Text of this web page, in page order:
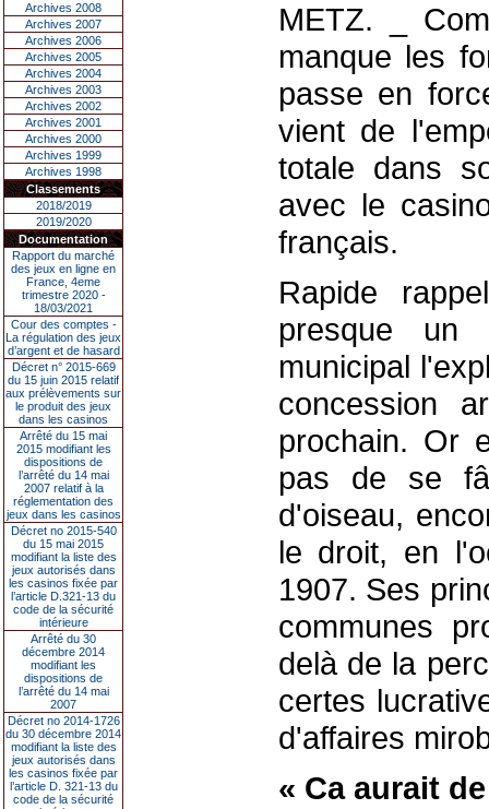
Archives 2008
Archives 2007
Archives 2006
Archives 2005
Archives 2004
Archives 2003
Archives 2002
Archives 2001
Archives 2000
Archives 1999
Archives 1998
Classements
2018/2019
2019/2020
Documentation
Rapport du marché
des jeux en ligne en
France, 4eme
trimestre 2020 -
18/03/2021
Cour des comptes -
La régulation des jeux
d’argent et de hasard
Décret n° 2015-669
du 15 juin 2015 relatif
aux prélèvements sur
le produit des jeux
dans les casinos
Arrêté du 15 mai
2015 modifiant les
dispositions de
l’arrêté du 14 mai
2007 relatif à la
réglementation des
jeux dans les casinos
Décret no 2015-540
du 15 mai 2015
modifiant la liste des
jeux autorisés dans
les casinos fixée par
l’article D.321-13 du
code de la sécurité
intérieure
Arrêté du 30
décembre 2014
modifiant les
dispositions de
l’arrêté du 14 mai
2007
Décret no 2014-1726
du 30 décembre 2014
modifiant la liste des
jeux autorisés dans
les casinos fixée par
l’article D. 321-13 du
code de la sécurité
METZ. _
manque les
passe en
vient de
totale dans
avec le
français.
Rapide
presque un
municipal
concession
prochain. Or
pas de se
d'oiseau,
le droit, en
1907. Ses
communes
delà de la
certes
d'affaires
« Ca aurait